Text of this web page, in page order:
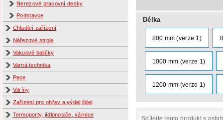
Nerezové pracovní desky
Podstavce
Chladící zařízení
Nářezové stroje
Vakuové baličky
Varná technika
Pece
Vitríny
Zařízení pro ohřev a výdej jídel
Termoporty, jídlonosiče, várnice
Délka
800 mm (verze 1)
1000 mm (verze 1)
1200 mm (verze 1)
Sdílejte tento produkt s